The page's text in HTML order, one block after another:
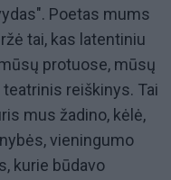
Poetas mums
tai, kas latentiniu
protuose, mūsų
reiškinys. Tai
mus žadino, kėlė,
vieningumo
kurie būdavo